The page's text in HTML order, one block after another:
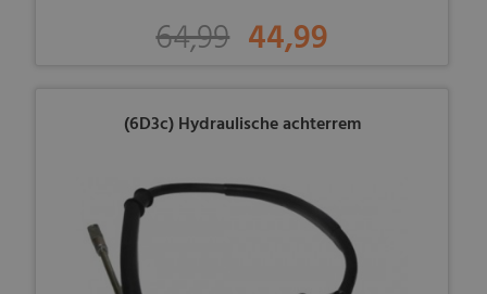
64,99 44,99
(6D3c) Hydraulische achterrem